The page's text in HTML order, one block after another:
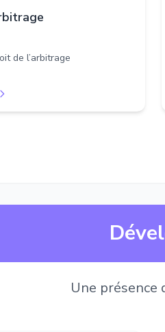
de l’arbitrage
Une